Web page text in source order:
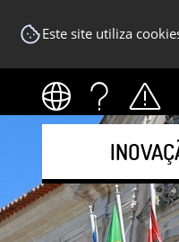
Este site utiliza